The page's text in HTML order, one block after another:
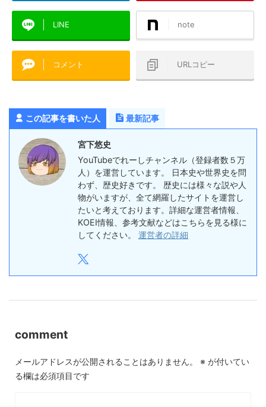
LINE note
コメント URLコピー
この記事を書いた人 最新記事
宮下悠史
YouTubeでれーしチャンネル（登録者数５万
人）を運営しています。 日本史や世界史を問
わず、歴史好きです。 歴史には様々な説や人
物がいますが、全て網羅したサイトを運営し
たいと考えております。詳細な運営者情報、
KOEI情報、参考文献などはこちらを見る様に
してください。 運営者の詳細
comment
メールアドレスが公開されることはありません。 ※ が付いてい
る欄は必須項目です